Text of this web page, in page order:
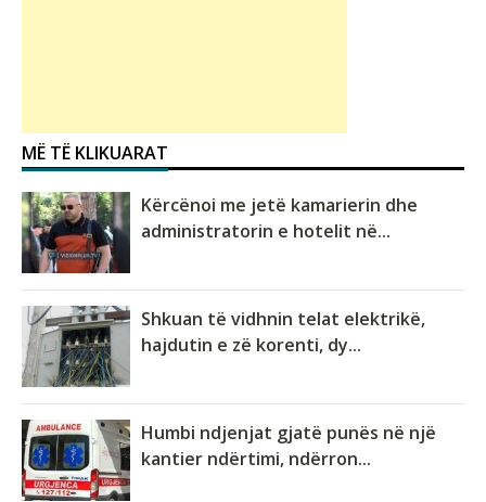
MË TË KLIKUARAT
Kërcënoi me jetë kamarierin dhe
administratorin e hotelit në...
Shkuan të vidhnin telat elektrikë,
hajdutin e zë korenti, dy...
Humbi ndjenjat gjatë punës në një
kantier ndërtimi, ndërron...